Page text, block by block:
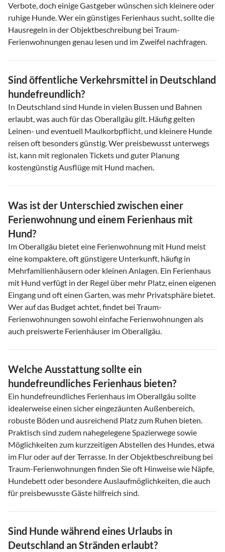
Verbote, doch einige Gastgeber wünschen sich kleinere oder
ruhige Hunde. Wer ein günstiges Ferienhaus sucht, sollte die
Hausregeln in der Objektbeschreibung bei Traum-
Ferienwohnungen genau lesen und im Zweifel nachfragen.
Sind öffentliche Verkehrsmittel in Deutschland
hundefreundlich?
In Deutschland sind Hunde in vielen Bussen und Bahnen
erlaubt, was auch für das Oberallgäu gilt. Häufig gelten
Leinen- und eventuell Maulkorbpflicht, und kleinere Hunde
reisen oft besonders günstig. Wer preisbewusst unterwegs
ist, kann mit regionalen Tickets und guter Planung
kostengünstig Ausflüge mit Hund machen.
Was ist der Unterschied zwischen einer
Ferienwohnung und einem Ferienhaus mit
Hund?
Im Oberallgäu bietet eine Ferienwohnung mit Hund meist
eine kompaktere, oft günstigere Unterkunft, häufig in
Mehrfamilienhäusern oder kleinen Anlagen. Ein Ferienhaus
mit Hund verfügt in der Regel über mehr Platz, einen eigenen
Eingang und oft einen Garten, was mehr Privatsphäre bietet.
Wer auf das Budget achtet, findet bei Traum-
Ferienwohnungen sowohl einfache Ferienwohnungen als
auch preiswerte Ferienhäuser im Oberallgäu.
Welche Ausstattung sollte ein
hundefreundliches Ferienhaus bieten?
Ein hundefreundliches Ferienhaus im Oberallgäu sollte
idealerweise einen sicher eingezäunten Außenbereich,
robuste Böden und ausreichend Platz zum Ruhen bieten.
Praktisch sind zudem nahegelegene Spazierwege sowie
Möglichkeiten zum kurzzeitigen Abstellen des Hundes, etwa
im Flur oder auf der Terrasse. In der Objektbeschreibung bei
Traum-Ferienwohnungen finden Sie oft Hinweise wie Näpfe,
Hundebett oder besondere Auslaufmöglichkeiten, die auch
für preisbewusste Gäste hilfreich sind.
Sind Hunde während eines Urlaubs in
Deutschland an Stränden erlaubt?